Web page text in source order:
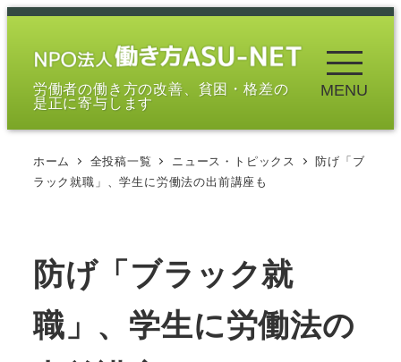
メ
労働者の働き方の改善、貧困・格差の
是正に寄与します
MENU
ホーム 全投稿一覧 ニュース・トピックス
防げ「ブ
ラック就職」、学生に労働法の出前講座も
防げ「ブラック就
職」、学生に労働法の